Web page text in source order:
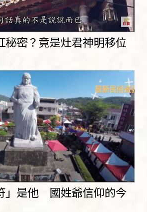
秘密？竟是灶君神明移位
」是他 國姓爺信仰的今